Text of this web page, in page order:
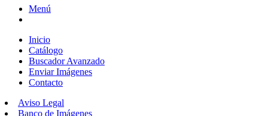
Menú
Inicio
Catálogo
Buscador Avanzado
Enviar Imágenes
Contacto
Aviso Legal
Banco de Imágenes